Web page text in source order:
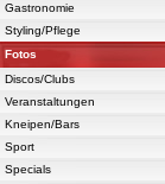
Gastronomie
Styling/Pflege
Fotos
Discos/Clubs
Veranstaltungen
Kneipen/Bars
Sport
Specials